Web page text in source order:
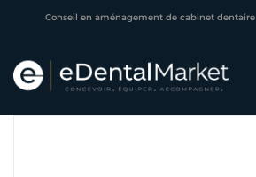
Conseil en aménagement de cabinet dentaire